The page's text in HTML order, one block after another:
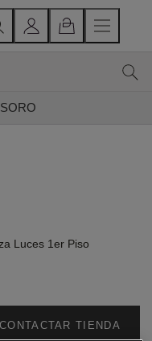
Luces 1er Piso
CONTACTAR TIENDA